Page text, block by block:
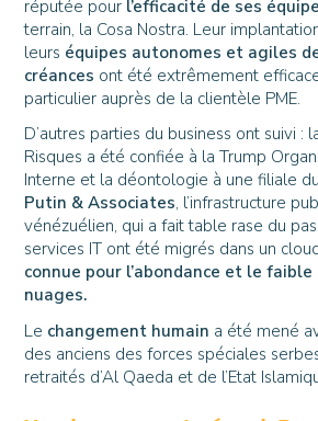
réputée pour l’efficacité de ses
terrain, la Cosa Nostra. Leur
leurs équipes autonomes et agiles
créances ont été extrêmement
particulier auprès de la clientèle PME.
D’autres parties du business ont suivi :
Risques a été confiée à la Trump
Interne et la déontologie à une filiale
Putin & Associates, l’infrastructure
vénézuélien, qui a fait table rase du
services IT ont été migrés dans un
connue pour l’abondance et le
nuages.
Le changement humain a été mené
des anciens des forces spéciales
retraités d’Al Qaeda et de l’Etat